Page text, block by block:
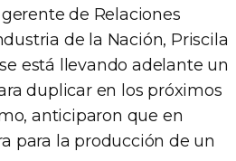
de Relaciones
de la Nación, Priscila
está llevando adelante un
duplicar en los próximos
anticiparon que en
para la producción de un